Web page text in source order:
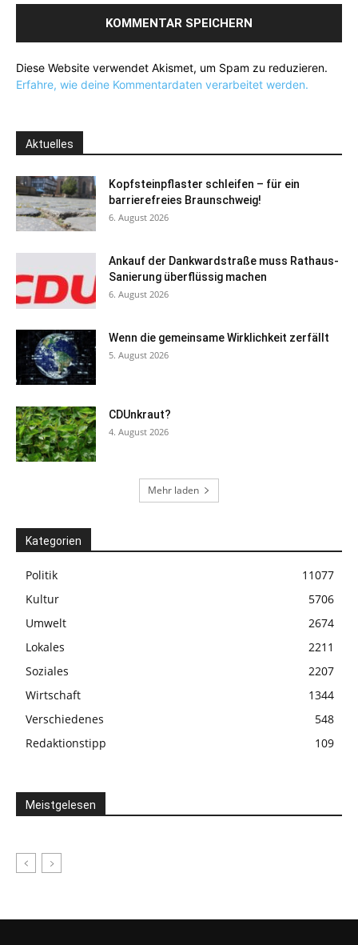
Diese Website verwendet Akismet, um Spam zu reduzieren.
Erfahre, wie deine Kommentardaten verarbeitet werden.
Aktuelles
Kopfsteinpflaster schleifen – für ein
barrierefreies Braunschweig!
6. August 2026
Ankauf der Dankwardstraße muss Rathaus-
Sanierung überflüssig machen
6. August 2026
Wenn die gemeinsame Wirklichkeit zerfällt
5. August 2026
CDUnkraut?
4. August 2026
Mehr laden
Kategorien
Politik
11077
Kultur
5706
Umwelt
2674
Lokales
2211
Soziales
2207
Wirtschaft
1344
Verschiedenes
548
Redaktionstipp
109
Meistgelesen